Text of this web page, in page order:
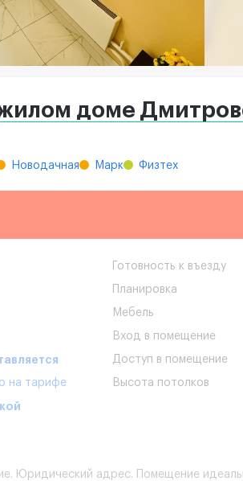
доме
Новодачная Марк Физтех
на тарифе
Готовность к въезду
Планировка
Мебель
Вход в помещение
Доступ в помещение
Высота потолков
Юридический адрес. Помещение